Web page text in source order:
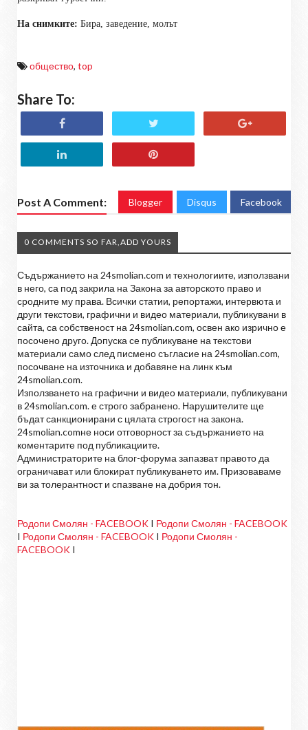
На снимките: Бира, заведение, молът
общество, top
Share To:
Post A Comment: Blogger Disqus Facebook
0 COMMENTS SO FAR,ADD YOURS
Съдържанието на 24smolian.com и технологиите, използвани
в него, са под закрила на Закона за авторското право и
сродните му права. Всички статии, репортажи, интервюта и
други текстови, графични и видео материали, публикувани в
сайта, са собственост на 24smolian.com, освен ако изрично е
посочено друго. Допуска се публикуване на текстови
материали само след писмено съгласие на 24smolian.com,
посочване на източника и добавяне на линк към
24smolian.com.
Използването на графични и видео материали, публикувани
в 24smolian.com. е строго забранено. Нарушителите ще
бъдат санкционирани с цялата строгост на закона.
24smolian.comне носи отговорност за съдържанието на
коментарите под публикациите.
Администраторите на блог-форума запазват правото да
ограничават или блокират публикуването им. Призоваваме
ви за толерантност и спазване на добрия тон.
Родопи Смолян - FACEBOOK I Родопи Смолян - FACEBOOK
I Родопи Смолян - FACEBOOK I Родопи Смолян -
FACEBOOK I